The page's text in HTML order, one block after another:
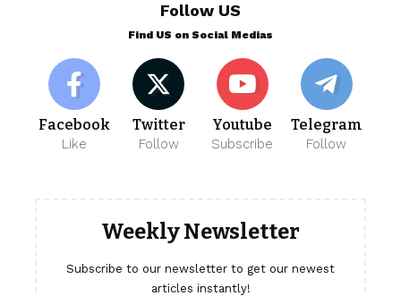
Follow US
Find US on Social Medias
Facebook
Like
Twitter
Follow
Youtube
Subscribe
Telegram
Follow
Weekly Newsletter
Subscribe to our newsletter to get our newest
articles instantly!